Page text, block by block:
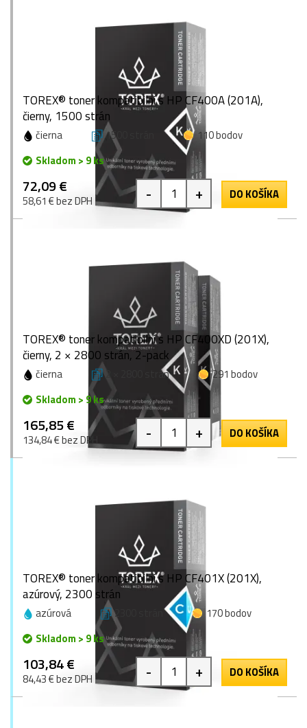
TOREX® toner kompatibilní s HP CF400A (201A),
čierny, 1500 strán
čierna 1500 strán
110 bodov
Skladom > 9 ks
72,09 €
58,61 € bez DPH - + DO KOŠÍKA
TOREX® toner kompatibilní s HP CF400XD (201X),
čierny, 2 × 2800 strán, 2-pack
čierna 2 × 2800 strán
291 bodov
Skladom > 9 ks
165,85 €
134,84 € bez DPH - + DO KOŠÍKA
TOREX® toner kompatibilní s HP CF401X (201X),
azúrový, 2300 strán
azúrová 2300 strán
170 bodov
Skladom > 9 ks
103,84 €
84,43 € bez DPH - + DO KOŠÍKA